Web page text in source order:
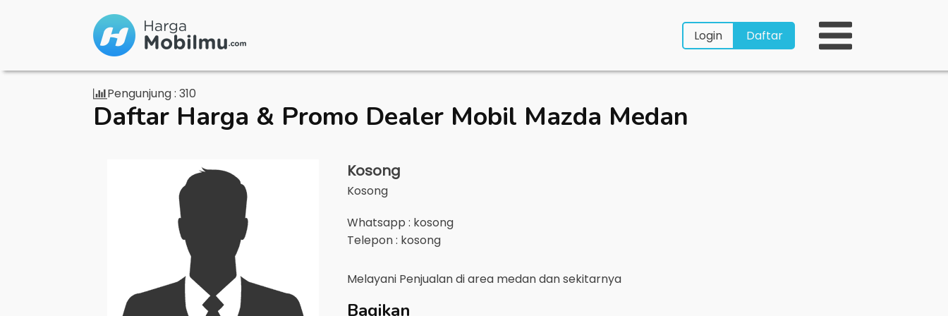
Login Daftar
Pengunjung : 310
Daftar Harga & Promo Dealer Mobil Mazda Medan
Kosong
Kosong
Whatsapp : kosong
Telepon : kosong
Melayani Penjualan di area medandan sekitarnya
Bagikan